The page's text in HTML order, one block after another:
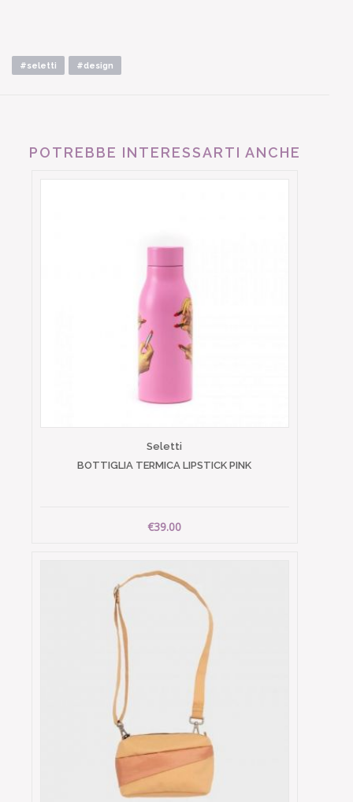
#seletti #design
POTREBBE INTERESSARTI ANCHE
Seletti
BOTTIGLIA TERMICA LIPSTICK PINK
€39.00